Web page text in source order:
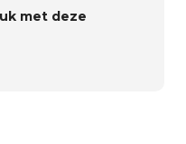
met deze